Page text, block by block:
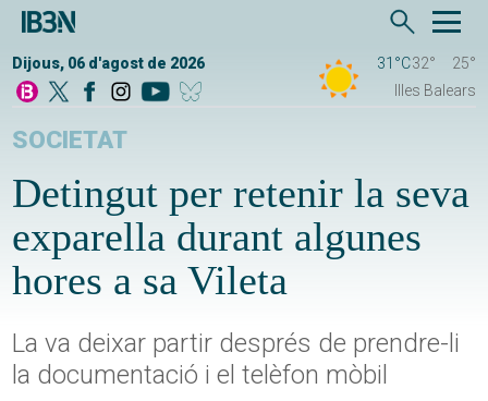
Dijous, 06 d'agost de 2026 31°C32°
25°
Illes Balears
SOCIETAT
Detingut per retenir la seva
exparella durant algunes
hores a sa Vileta
La va deixar partir després de prendre-li
la documentació i el telèfon mòbil